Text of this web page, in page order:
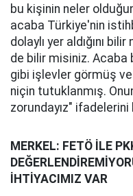
bu kişinin neler
acaba Türkiye'nin
dolaylı yer aldığını
de bilir misiniz.
gibi işlevler görmüş ve
niçin tutuklanmış.
zorundayız" ifadelerini
MERKEL: FETÖ İLE
İHTİYACIMIZ VAR